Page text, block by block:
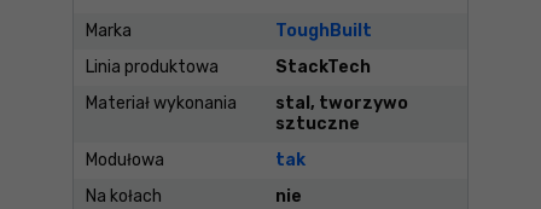
Marka
ToughBuilt
Linia produktowa
StackTech
Materiał wykonania
stal, tworzywo
sztuczne
Modułowa
tak
Na kołach
nie